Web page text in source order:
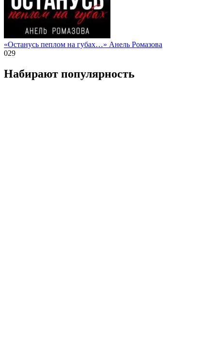
«Останусь пеплом на губах…» Анель Ромазова
029
Набирают популярность